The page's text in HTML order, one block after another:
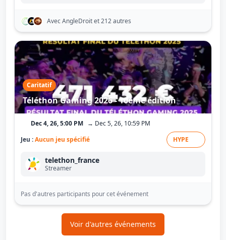
Avec AngleDroitet 212 autres
Caritatif
Téléthon Gaming 2026 - 10ème édition
Dec 4, 26, 5:00 PM → Dec 5, 26, 10:59 PM
Jeu :Aucun jeu spécifié HYPE
telethon_france
Streamer
Pas d'autres participants pour cet événement
Voir d'autres événements